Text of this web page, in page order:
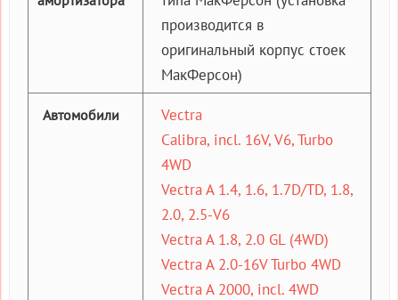
производится в
оригинальный корпус стоек
МакФерсон)
Автомобили
Vectra
Calibra, incl. 16V, V6, Turbo
4WD
Vectra A 1.4, 1.6, 1.7D/TD, 1.8,
2.0, 2.5-V6
Vectra A 1.8, 2.0 GL (4WD)
Vectra A 2.0-16V Turbo 4WD
Vectra A 2000, incl. 4WD